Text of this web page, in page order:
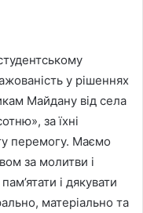
у рішеннях
Майдану від села
за їхні
перемогу. Маємо
за молитви і
і дякувати
матеріально та